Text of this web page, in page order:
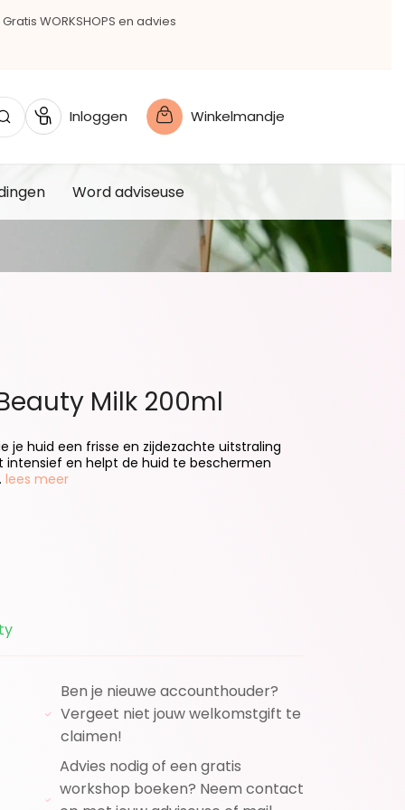
Gratis WORKSHOPS en advies
Inloggen Winkelmandje
Word adviseuse
Milk 200ml
je huid een frisse en zijdezachte uitstraling
en helpt de huid te beschermen
lees meer
Ben je nieuwe accounthouder?
Vergeet niet jouw welkomstgift te
claimen!
Advies nodig of een gratis
workshop boeken? Neem contact